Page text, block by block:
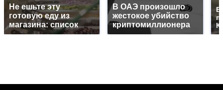
Не ешьте эту
готовую еду из
магазина: список
В ОАЭ произошло
жестокое убийство
криптомиллионера